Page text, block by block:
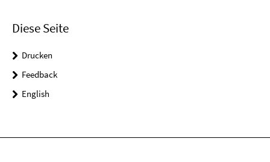
Diese Seite
Drucken
Feedback
English